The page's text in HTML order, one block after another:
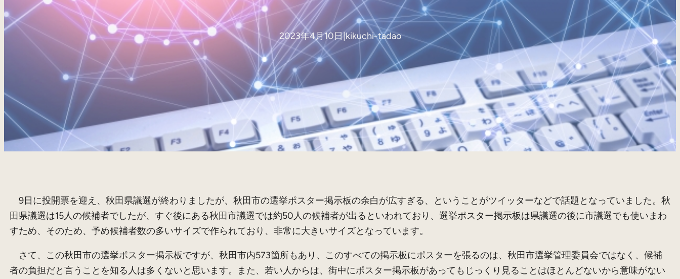
2023年4月10日|kikuchi-tadao
9日に投開票を迎え、秋田県議選が終わりましたが、秋田市の選挙ポスター掲示板の余白が広すぎる、ということがツイッターなどで話題となっていました。秋
田県議選は15人の候補者でしたが、すぐ後にある秋田市議選では約50人の候補者が出るといわれており、選挙ポスター掲示板は県議選の後に市議選でも使いまわ
すため、そのため、予め候補者数の多いサイズで作られており、非常に大きいサイズとなっています。
さて、この秋田市の選挙ポスター掲示板ですが、秋田市内573箇所もあり、このすべての掲示板にポスターを張るのは、秋田市選挙管理委員会ではなく、候補
者の負担だと言うことを知る人は多くないと思います。また、若い人からは、街中にポスター掲示板があってもじっくり見ることはほとんどないから意味がない